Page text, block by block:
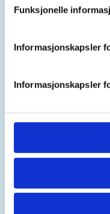
Funksjonelle
Informasjonskapsler
Informasjonskapsler
Medlem: 200,-
Mer informasjon